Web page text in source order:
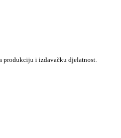
produkciju i izdavačku djelatnost.